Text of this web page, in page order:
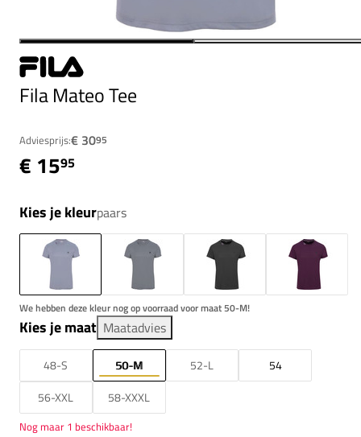
Fila Mateo Tee
Adviesprijs:€ 3095
€ 1595
Kies je kleurpaars
We hebben deze kleur nog op voorraad voor maat 50-M!
Kies je maat Maatadvies
48-S 50-M 52-L
54
56-XXL
58-XXXL
Nog maar 1 beschikbaar!